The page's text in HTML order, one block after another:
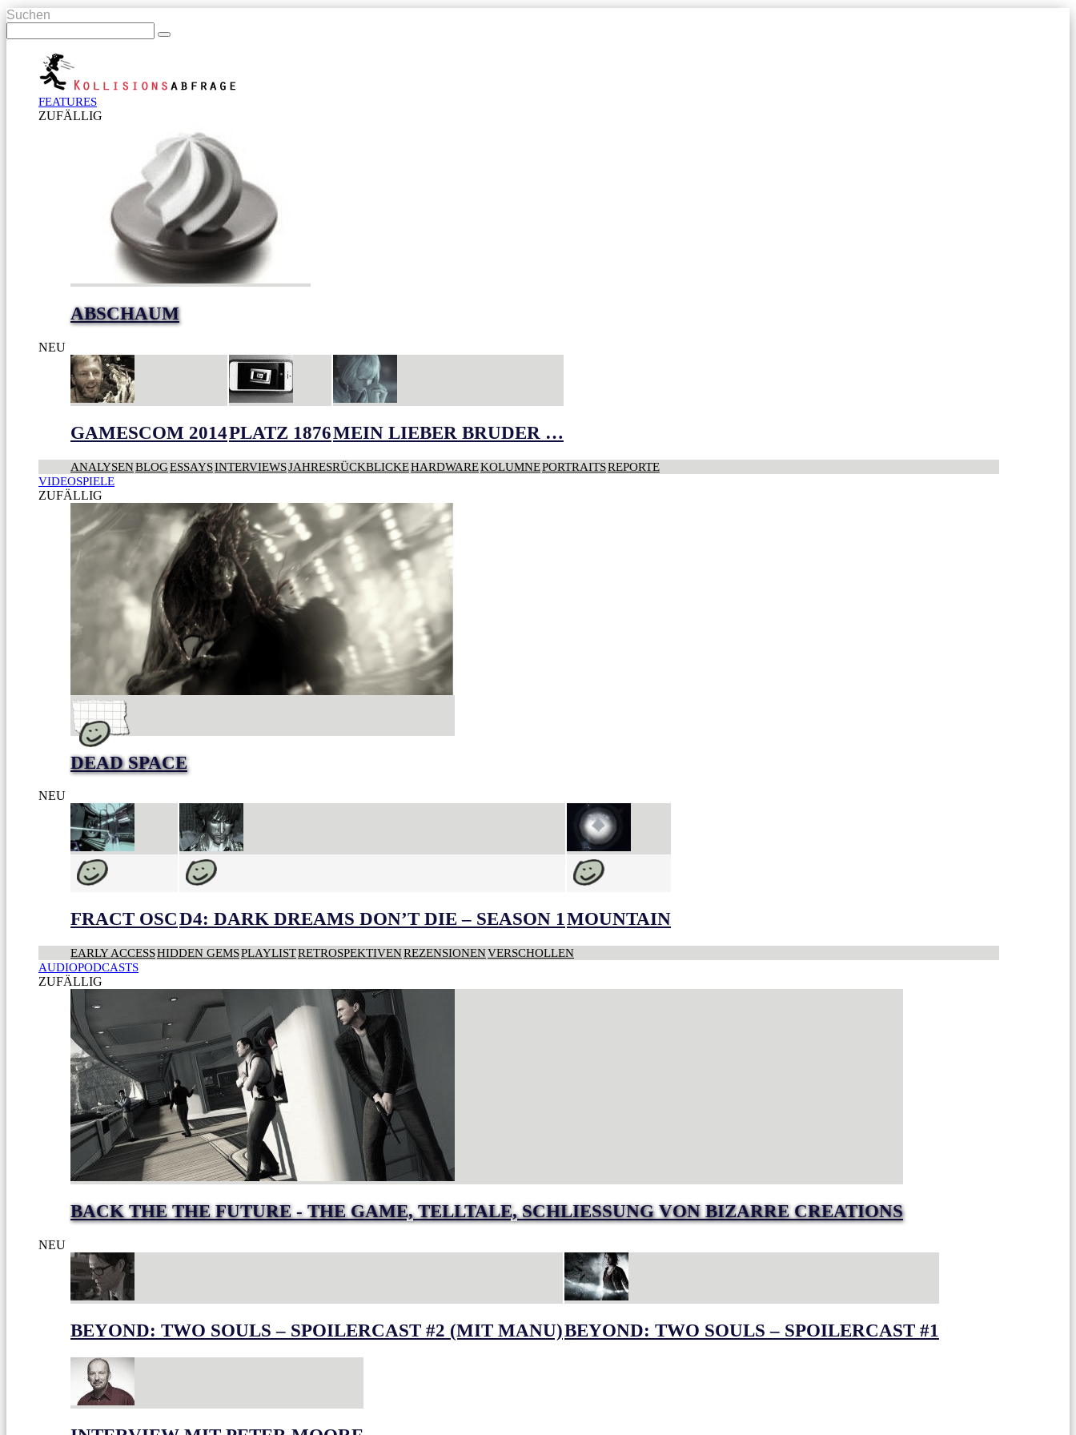
Suchen
FEATURES
ZUFÄLLIG
ABSCHAUM
NEU
GAMESCOM 2014PLATZ 1876MEIN LIEBER BRUDER …
ANALYSENBLOGESSAYSINTERVIEWSJAHRESRÜCKBLICKEHARDWAREKOLUMNEPORTRAITSREPORTE
VIDEOSPIELE
ZUFÄLLIG
DEAD SPACE
NEU
FRACT OSCD4: DARK DREAMS DON’T DIE – SEASON 1MOUNTAIN
EARLY ACCESSHIDDEN GEMSPLAYLISTRETROSPEKTIVENREZENSIONENVERSCHOLLEN
AUDIOPODCASTS
ZUFÄLLIG
BACK THE THE FUTURE - THE GAME, TELLTALE, SCHLIESSUNG VON BIZARRE CREATIONS
NEU
BEYOND: TWO SOULS – SPOILERCAST #2 (MIT MANU)BEYOND: TWO SOULS – SPOILERCAST #1